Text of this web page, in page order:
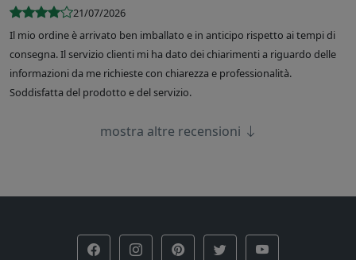
21/07/2026
Il mio ordine è arrivato ben imballato e in anticipo rispetto ai tempi di
consegna. Il servizio clienti mi ha dato dei chiarimenti a riguardo delle
informazioni da me richieste con chiarezza e professionalità.
Soddisfatta del prodotto e del servizio.
mostra altre recensioni